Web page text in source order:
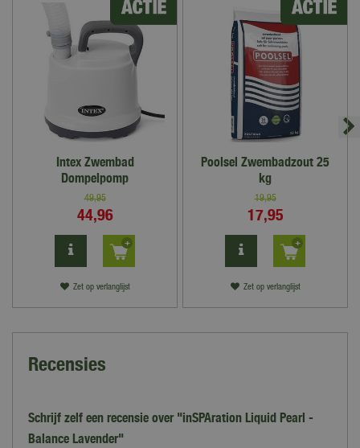
Intex Zwembad
Dompelpomp
49,95
44,96
Zet op verlanglijst
Poolsel Zwembadzout 25
kg
19,95
17,95
Zet op verlanglijst
Recensies
Schrijf zelf een recensie over "inSPAration Liquid Pearl -
Balance Lavender"